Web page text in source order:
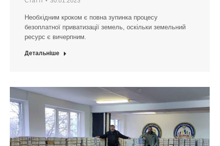
Необхідним кроком є повна зупинка процесу
безоплатної приватизації земель, оскільки земельний
ресурс є вичерпним.
Детальніше